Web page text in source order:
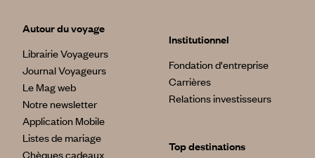
Autour du voyage
Librairie Voyageurs
Journal Voyageurs
Le Mag web
Notre newsletter
Application Mobile
Listes de mariage
Chèques cadeaux
Institutionnel
Fondation d'entreprise
Carrières
Relations investisseurs
Top destinations